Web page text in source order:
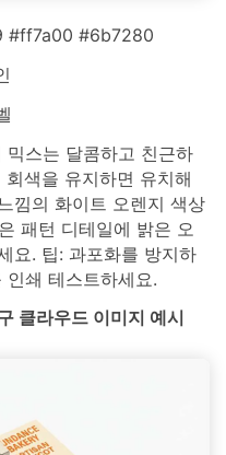
#6b7280
스는 달콤하고 친근하
색을 유지하면 유치해
낌의 화이트 오렌지 색상
패턴 디테일에 밝은 오
요. 팁: 과포화를 방지하
쇄 테스트하세요.
클라우드 이미지 예시